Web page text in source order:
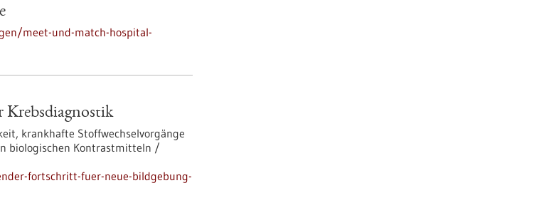
meet-und-match-hospital-
Krebsdiagnostik
krankhafte Stoffwechselvorgänge
biologischen Kontrastmitteln /
fortschritt-fuer-neue-bildgebung-